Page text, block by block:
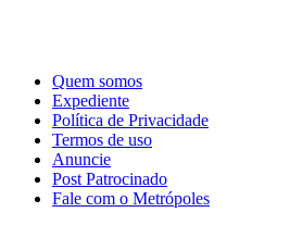
Quem somos
Expediente
Política de Privacidade
Termos de uso
Anuncie
Post Patrocinado
Fale com o Metrópoles